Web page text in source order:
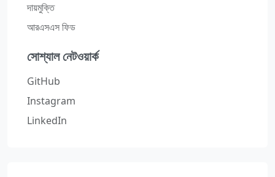
দায়মুক্তি
আরএসএস ফিড
সোশ্যাল নেটওয়ার্ক
GitHub
Instagram
LinkedIn